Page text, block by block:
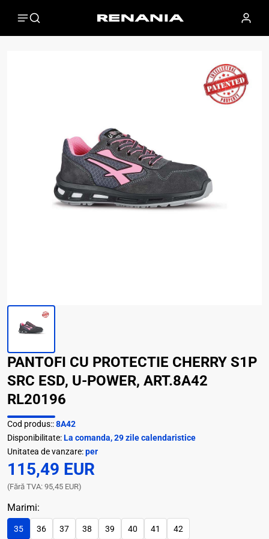
PANTOFI CU PROTECTIE CHERRY S1P
SRC ESD, U-POWER, ART.8A42
RL20196
Cod produs::8A42
Disponibilitate:La comanda, 29 zile calendaristice
Unitatea de vanzare:per
115,49 EUR
(Fără TVA: 95,45 EUR)
Marimi:
35 36 37 38 39 40 41 42